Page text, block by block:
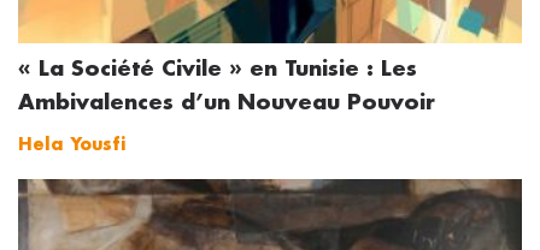
« La Société Civile » en Tunisie : Les
Ambivalences d’un Nouveau Pouvoir
Hela Yousfi